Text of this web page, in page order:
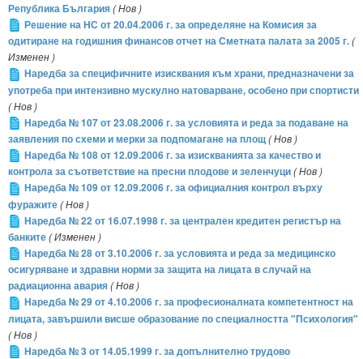
Република България( Нов )
Решение на НС от 20.04.2006 г. за определяне на Комисия за
одитиране на годишния финансов отчет на Сметната палата за 2005 г.(
Изменен )
Наредба за специфичните изисквания към храни, предназначени за
употреба при интензивно мускулно натоварване, особено при спортисти
( Нов )
Наредба № 107 от 23.08.2006 г. за условията и реда за подаване на
заявления по схеми и мерки за подпомагане на площ( Нов )
Наредба № 108 от 12.09.2006 г. за изискванията за качество и
контрола за съответствие на пресни плодове и зеленчуци( Нов )
Наредба № 109 от 12.09.2006 г. за официалния контрол върху
фуражите( Нов )
Наредба № 22 от 16.07.1998 г. за централен кредитен регистър на
банките( Изменен )
Наредба № 28 от 3.10.2006 г. за условията и реда за медицинско
осигуряване и здравни норми за защита на лицата в случай на
радиационна авария( Нов )
Наредба № 29 от 4.10.2006 г. за професионалната компетентност на
лицата, завършили висше образование по специалността "Психология"
( Нов )
Наредба № 3 от 14.05.1999 г. за допълнително трудово